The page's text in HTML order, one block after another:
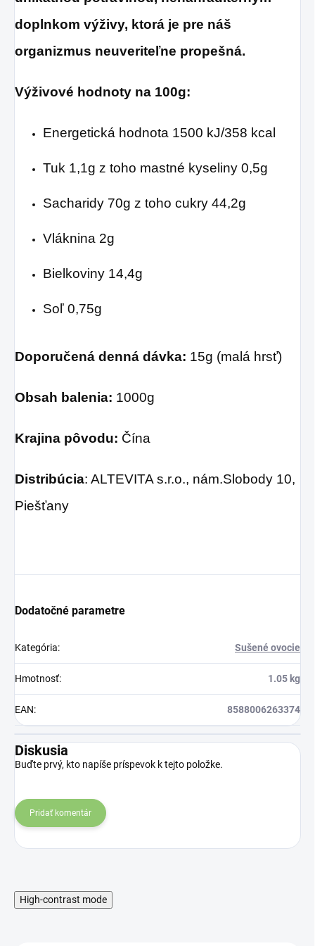
doplnkom výživy, ktorá je pre náš
organizmus neuveriteľne propešná.
Výživové hodnoty na 100g:
Energetická hodnota 1500 kJ/358 kcal
Tuk 1,1g z toho mastné kyseliny 0,5g
Sacharidy 70g z toho cukry 44,2g
Vláknina 2g
Bielkoviny 14,4g
Soľ 0,75g
Doporučená denná dávka: 15g (malá hrsť)
Obsah balenia: 1000g
Krajina pôvodu: Čína
Distribúcia: ALTEVITA s.r.o., nám.Slobody 10,
Piešťany
Dodatočné parametre
Kategória: Sušené ovocie
Hmotnosť: 1.05 kg
EAN: 8588006263374
Diskusia
Buďte prvý, kto napíše príspevok k tejto položke.
Pridať komentár
High-contrast mode